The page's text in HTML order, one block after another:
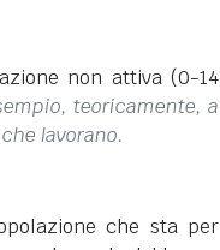
non attiva (0-14
teoricamente, a
lavorano.
che sta per